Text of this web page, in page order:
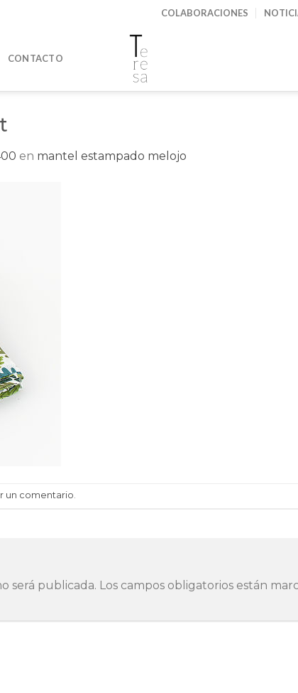
COLABORACIONES
CONTACTO
en mantel estampado melojo
un comentario
será publicada. Los campos obligatorios están